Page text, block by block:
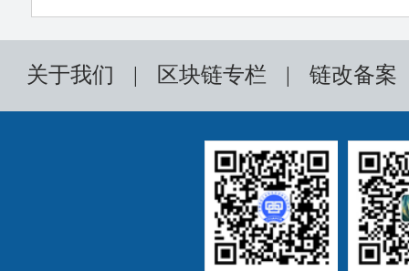
关于我们 | 区块链专栏 | 链改备案